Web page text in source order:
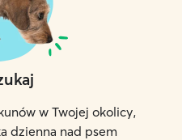
w Twojej okolicy,
dzienna nad psem